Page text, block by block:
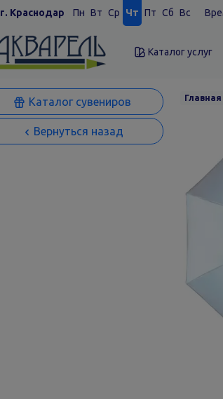
г. Краснодар Пн Вт Ср Чт Пт Сб Вс
Каталог услуг
Каталог сувениров
Вернуться назад
Главная